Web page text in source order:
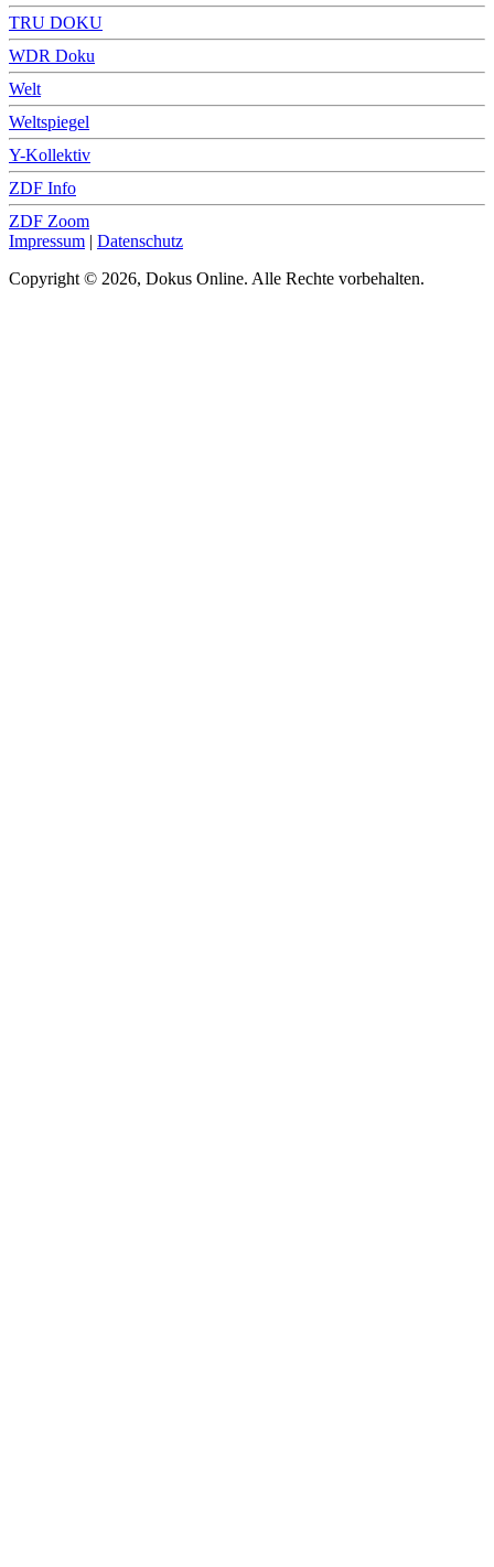
TRU DOKU
WDR Doku
Welt
Weltspiegel
Y-Kollektiv
ZDF Info
ZDF Zoom
Impressum | Datenschutz
Copyright © 2026, Dokus Online. Alle Rechte vorbehalten.